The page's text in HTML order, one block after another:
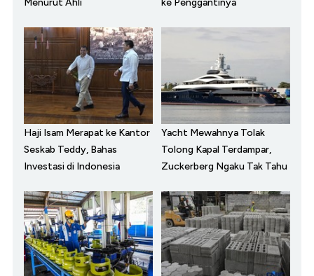
Menurut Ahli
ke Penggantinya
Haji Isam Merapat ke Kantor
Seskab Teddy, Bahas
Investasi di Indonesia
Yacht Mewahnya Tolak
Tolong Kapal Terdampar,
Zuckerberg Ngaku Tak Tahu